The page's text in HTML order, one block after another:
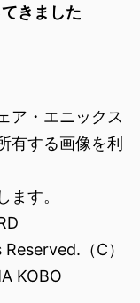
きました
ア・エニックス
有する画像を利
す。
（C）
KOBO